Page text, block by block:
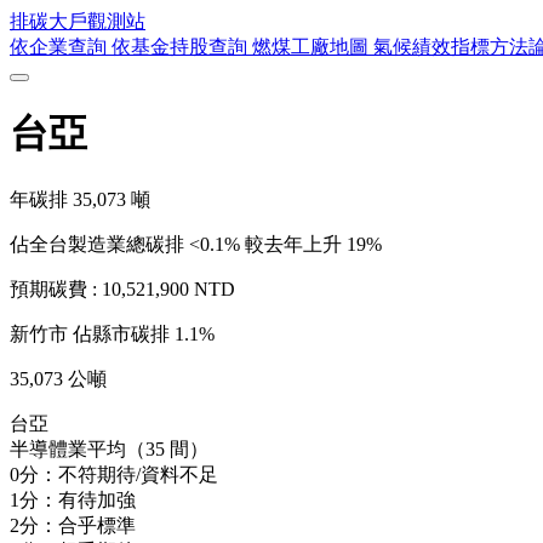
排碳大戶觀測站
依企業查詢 依基金持股查詢 燃煤工廠地圖 氣候績效指標方法
台亞
年碳排 35,073 噸
佔全台製造業總碳排 <0.1% 較去年上升 19%
預期碳費 : 10,521,900 NTD
新竹市 佔縣市碳排 1.1%
35,073 公噸
台亞
半導體業平均（35 間）
0分：不符期待/資料不足
1分：有待加強
2分：合乎標準